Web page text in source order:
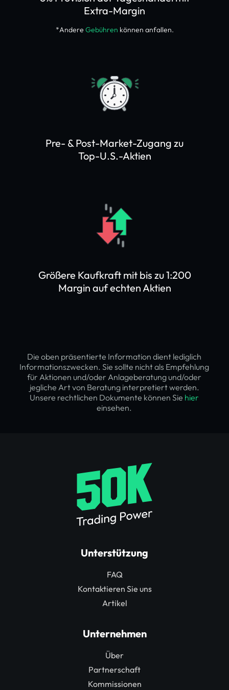
*Andere Gebühren können anfallen.
Extra-Margin
Pre- & Post-Market-Zugang zu
Top-U.S.-Aktien
Größere Kaufkraft mit bis zu 1:200
Margin auf echten Aktien
Die oben präsentierte Information dient lediglich
Informationszwecken. Sie sollte nicht als Empfehlung
für Aktionen und/oder Anlageberatung und/oder
jegliche Art von Beratung interpretiert werden.
Unsere rechtlichen Dokumente können Sie hier
einsehen.
Unterstützung
FAQ
Kontaktieren Sie uns
Artikel
Unternehmen
Über
Partnerschaft
Kommissionen